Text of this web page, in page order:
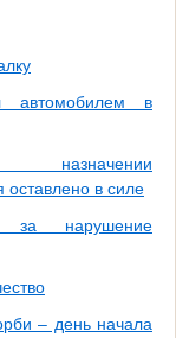
автомобилем в
оставлено в силе
за нарушение
– день начала